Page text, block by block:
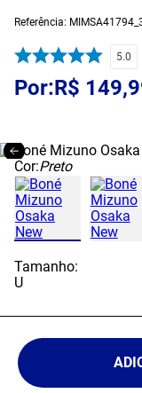
Referência:
5.0
R$ 149,
Cor:Preto
Tamanho:
U